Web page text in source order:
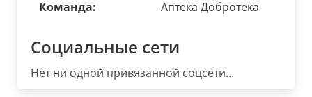
Команда:
Аптека Добротека
Социальные сети
Нет ни одной привязанной соцсети...